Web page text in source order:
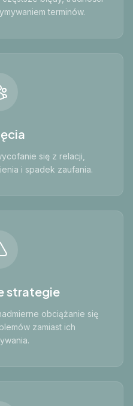
terminów.
się z relacji,
i spadek zaufania.
strategie
obciążanie się
zamiast ich